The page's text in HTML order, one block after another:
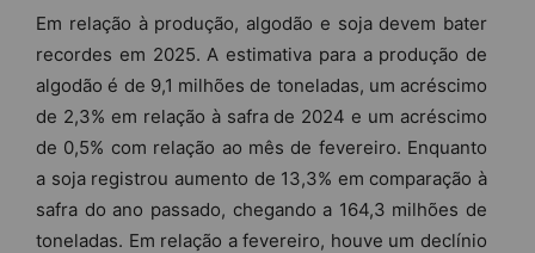
Em relação à produção, algodão e soja devem bater
recordes em 2025. A estimativa para a produção de
algodão é de 9,1 milhões de toneladas, um acréscimo
de 2,3% em relação à safra de 2024 e um acréscimo
de 0,5% com relação ao mês de fevereiro. Enquanto
a soja registrou aumento de 13,3% em comparação à
safra do ano passado, chegando a 164,3 milhões de
toneladas. Em relação a fevereiro, houve um declínio